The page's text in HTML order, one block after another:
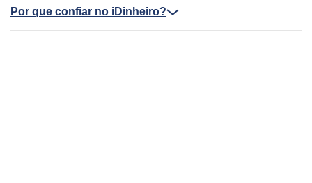
Por que confiar no iDinheiro?